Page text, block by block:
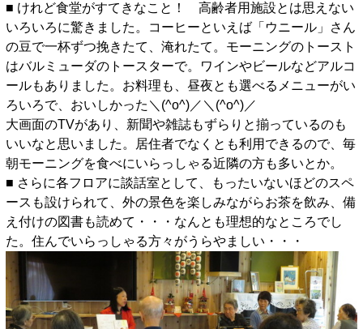
■ けれど食堂がすてきなこと！ 高齢者用施設とは思えない
いろいろに驚きました。コーヒーといえば「ウニール」さん
の豆で一杯ずつ挽きたて、淹れたて。モーニングのトースト
はバルミューダのトースターで。ワインやビールなどアルコ
ールもありました。お料理も、昼夜とも選べるメニューがい
ろいろで、おいしかった＼(^o^)／＼(^o^)／
大画面のTVがあり、新聞や雑誌もずらりと揃っているのも
いいなと思いました。居住者でなくとも利用できるので、毎
朝モーニングを食べにいらっしゃる近隣の方も多いとか。
■ さらに各フロアに談話室として、もったいないほどのスペ
ースも設けられて、外の景色を楽しみながらお茶を飲み、備
え付けの図書も読めて・・・なんとも理想的なところでし
た。住んでいらっしゃる方々がうらやましい・・・